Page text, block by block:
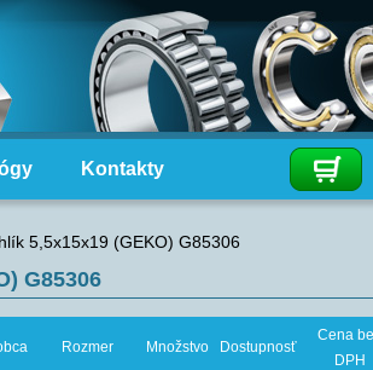
Kontakty
5,5x15x19 (GEKO) G85306
G85306
Rozmer Množstvo Dostupnosť
Cena
DPH